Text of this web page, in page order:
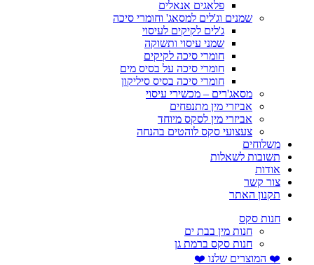
פלאגים אנאלים
שמנים וג'לים למסאג' וחומרי סיכה
ג'לים לקיקים לעיסוי
שמני עיסוי ותשוקה
חומרי סיכה לקיקים
חומרי סיכה על בסיס מים
חומרי סיכה בסיס סיליקון
מסאג'רים – מכשירי עיסוי
אביזרי מין מתנפחים
אביזרי מין לסקס מיוחד
צעצועי סקס לוהטים בהנחה
משלוחים
תשובות לשאלות
אודות
צור קשר
תקנון האתר
חנות סקס
חנות מין בבת ים
חנות סקס ברמת גן
❤️ המוצרים שלנו ❤️